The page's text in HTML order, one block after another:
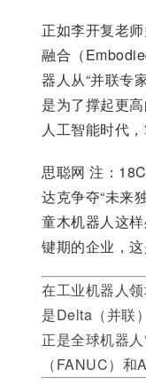
正如李开复老
融合（
器人从“并联专
是为了撑起更
人工智能时代
思聪网 注：
达克争夺“未来
童木机器人这
键期的企业，
在工业机器人
是Delta（并联
正是全球机器
（FANUC）和